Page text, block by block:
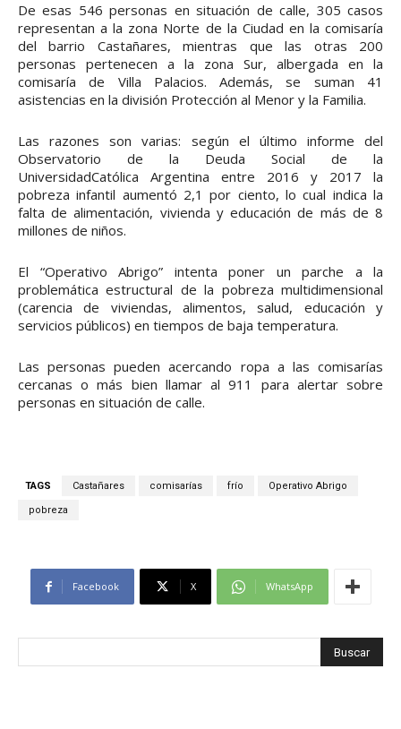
De esas 546 personas en situación de calle, 305 casos
representan a la zona Norte de la Ciudad en la comisaría
del barrio Castañares, mientras que las otras 200
personas pertenecen a la zona Sur, albergada en la
comisaría de Villa Palacios. Además, se suman 41
asistencias en la división Protección al Menor y la Familia.
Las razones son varias: según el último informe del
Observatorio de la Deuda Social de la
UniversidadCatólica Argentina entre 2016 y 2017 la
pobreza infantil aumentó 2,1 por ciento, lo cual indica la
falta de alimentación, vivienda y educación de más de 8
millones de niños.
El “Operativo Abrigo” intenta poner un parche a la
problemática estructural de la pobreza multidimensional
(carencia de viviendas, alimentos, salud, educación y
servicios públicos) en tiempos de baja temperatura.
Las personas pueden acercando ropa a las comisarías
cercanas o más bien llamar al 911 para alertar sobre
personas en situación de calle.
TAGS Castañares comisarías frío Operativo Abrigo
pobreza
Facebook X WhatsApp